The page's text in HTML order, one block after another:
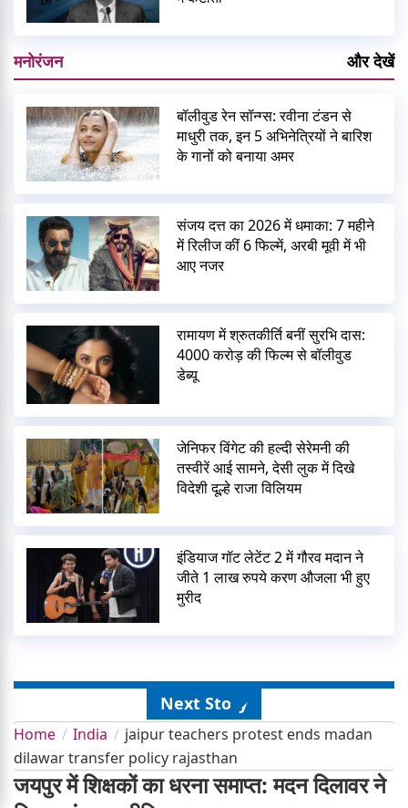
मनोरंजन और देखें
बॉलीवुड रेन सॉन्ग्स: रवीना टंडन से
माधुरी तक, इन 5 अभिनेत्रियों ने बारिश
के गानों को बनाया अमर
संजय दत्त का 2026 में धमाका: 7 महीने
में रिलीज कीं 6 फिल्में, अरबी मूवी में भी
आए नजर
रामायण में श्रुतकीर्ति बनीं सुरभि दास:
4000 करोड़ की फिल्म से बॉलीवुड
डेब्यू
जेनिफर विंगेट की हल्दी सेरेमनी की
तस्वीरें आई सामने, देसी लुक में दिखे
विदेशी दूल्हे राजा विलियम
इंडियाज गॉट लेटेंट 2 में गौरव मदान ने
जीते 1 लाख रुपये करण औजला भी हुए
मुरीद
Next Story
Home India
jaipur teachers protest ends madan
dilawar transfer policy rajasthan
जयपुर में शिक्षकों का धरना समाप्त: मदन दिलावर ने